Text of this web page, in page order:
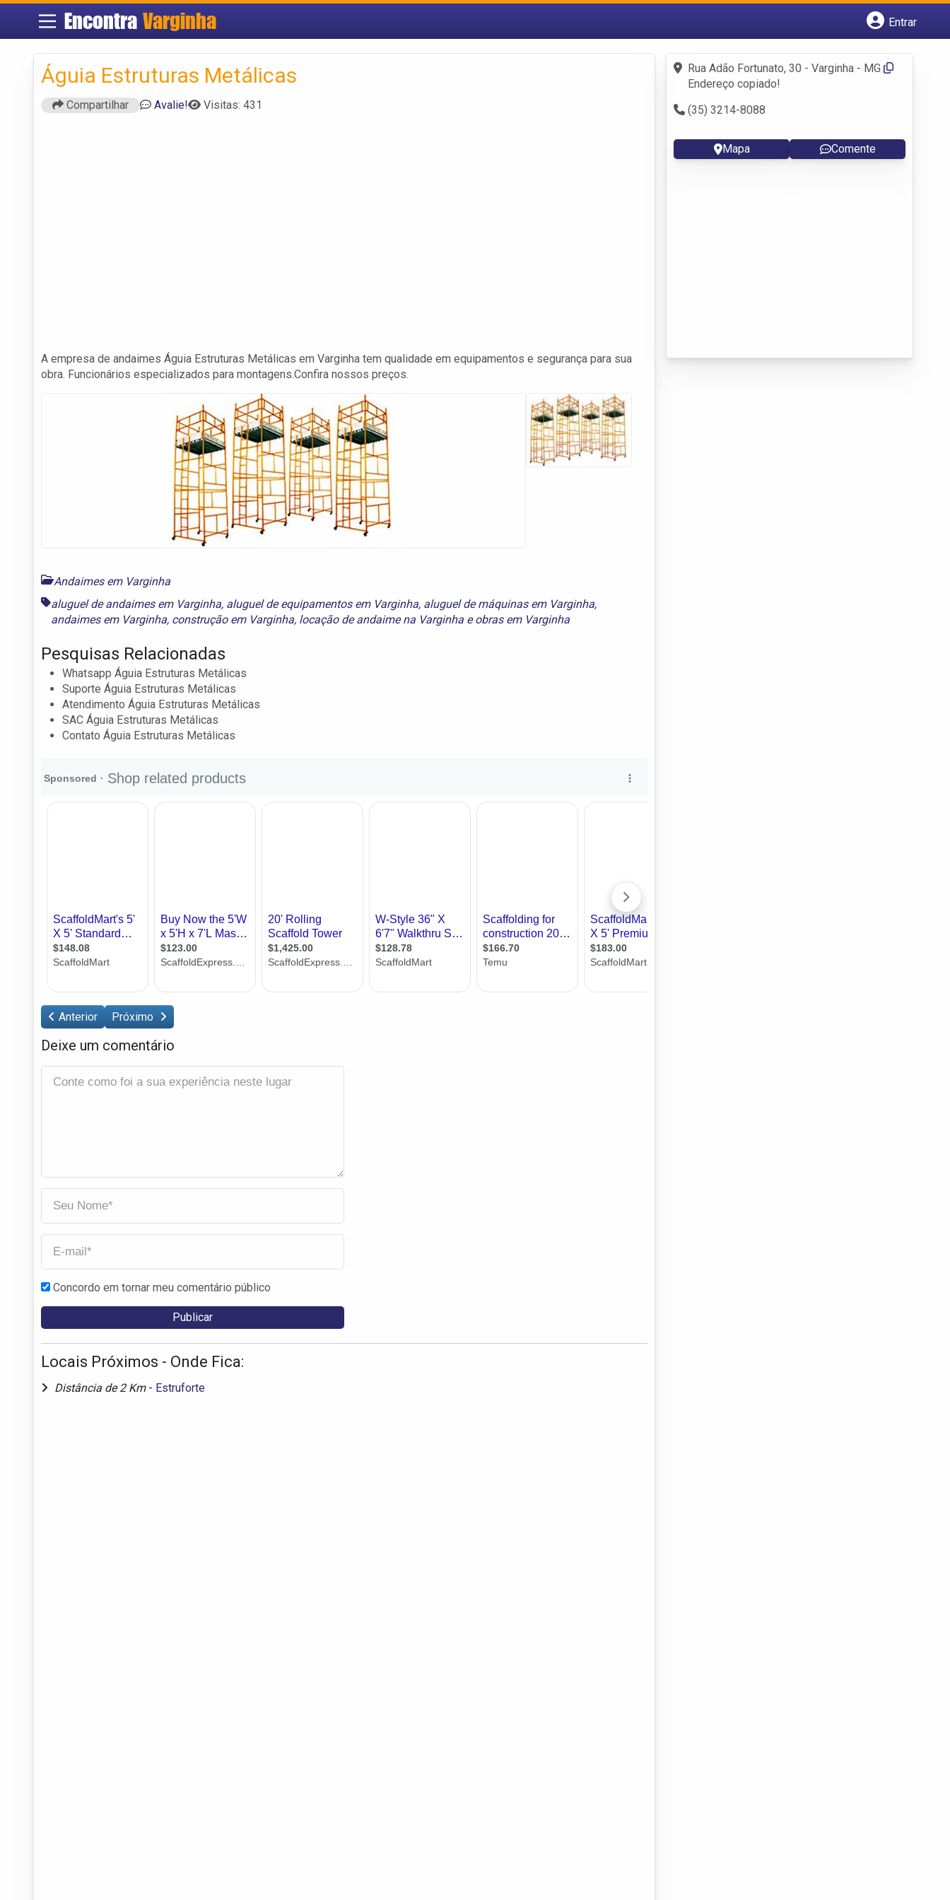
Encontra Varginha
Entrar
Fazer login
Criar conta
Águia Estruturas Metálicas
Compartilhar Avalie! Visitas: 431
A empresa de andaimes Águia Estruturas Metálicas em Varginha tem qualidade em equipamentos e segurança para sua
obra. Funcionários especializados para montagens.Confira nossos preços.
Andaimes em Varginha
aluguel de andaimes em Varginha, aluguel de equipamentos em Varginha, aluguel de máquinas em Varginha,
andaimes em Varginha, construção em Varginha, locação de andaime na Varginha eobras em Varginha
Pesquisas Relacionadas
Whatsapp Águia Estruturas Metálicas
Suporte Águia Estruturas Metálicas
Atendimento Águia Estruturas Metálicas
SAC Águia Estruturas Metálicas
Contato Águia Estruturas Metálicas
Anterior Próximo
Deixe um comentário
Concordo em tornar meu comentário público
Locais Próximos - Onde Fica:
Distância de 2 Km - Estruforte
Rua Adão Fortunato, 30 - Varginha - MG
Endereço copiado!
(35) 3214-8088
Mapa Comente